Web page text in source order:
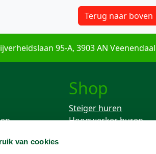
van cookies
Terug naar boven
95-A, 3903 AN Veenendaal
Shop
Steiger huren
Hoogwerker huren